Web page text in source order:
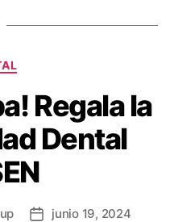
Regala la
Dental
junio 19, 2024